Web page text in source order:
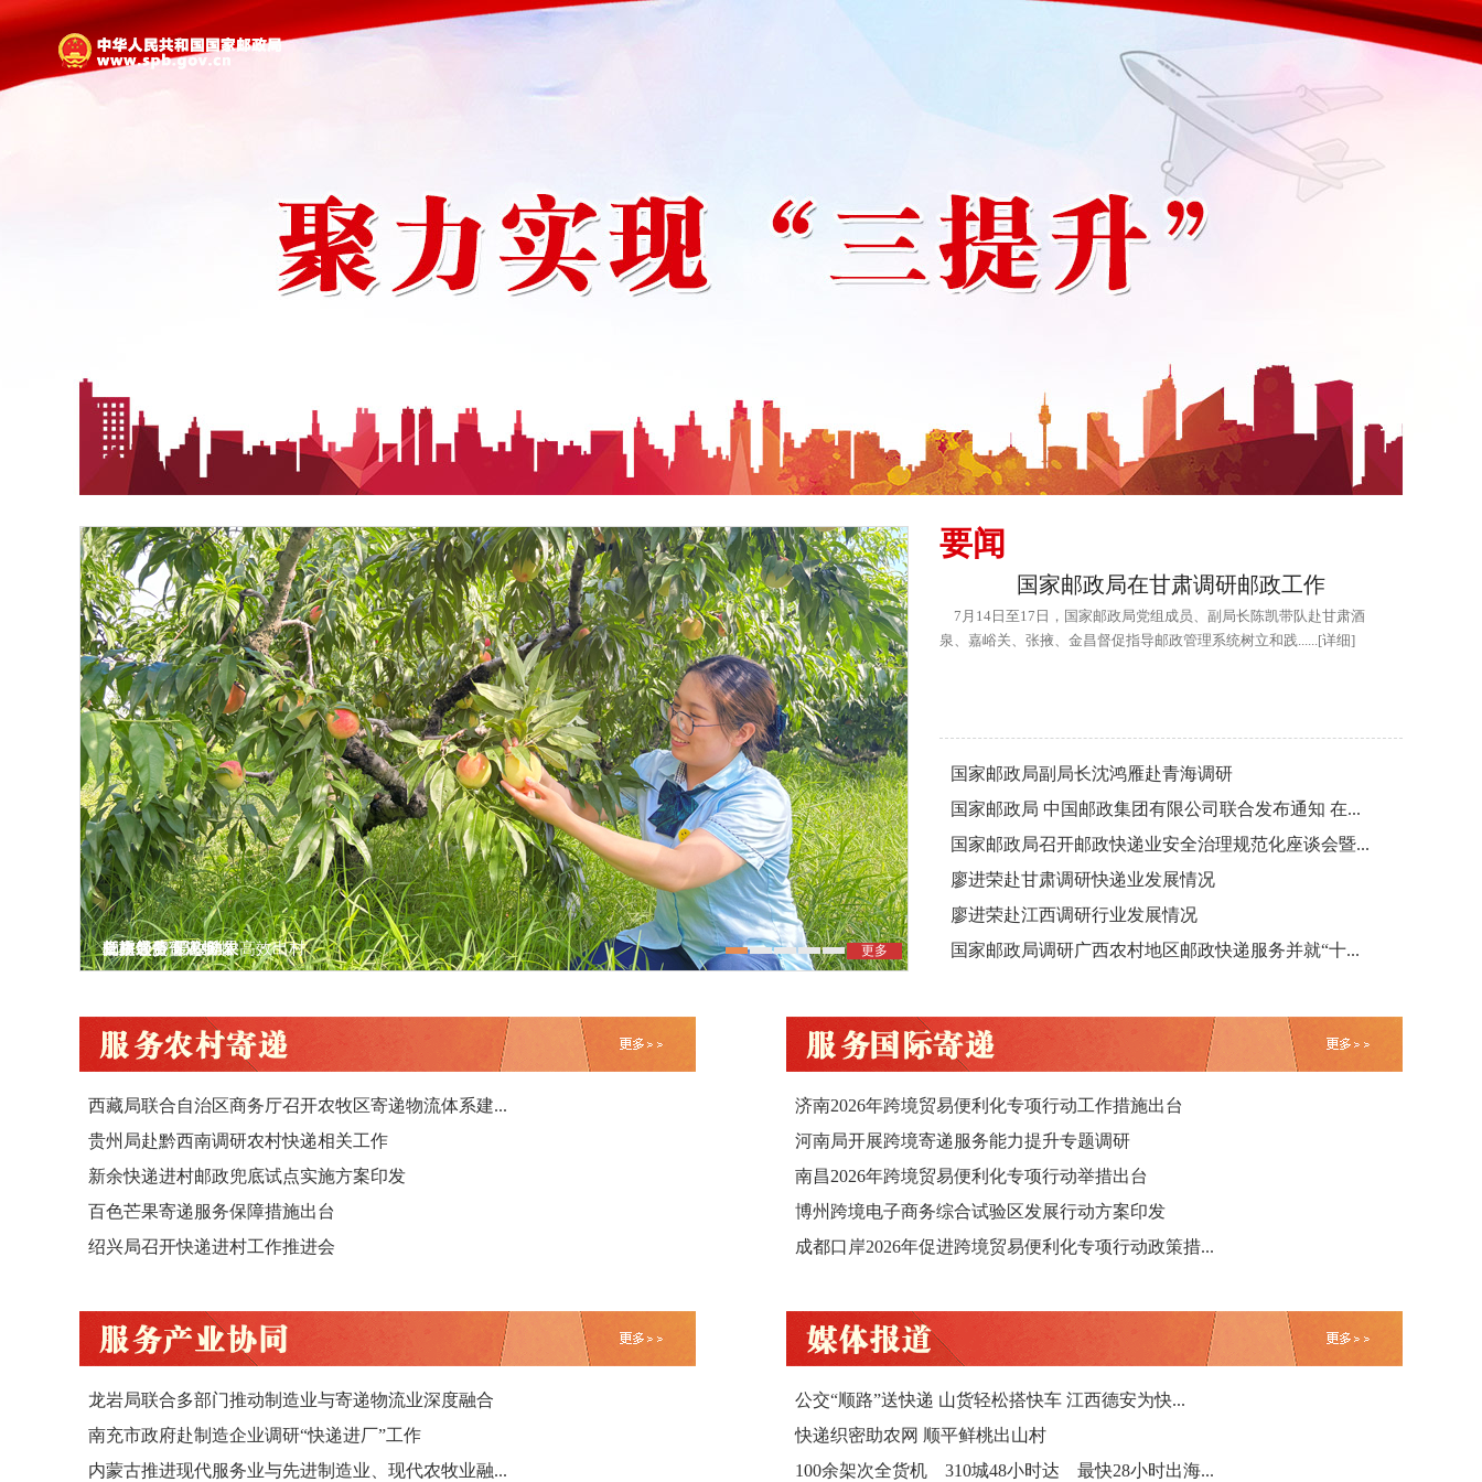
更多
党旗领航 爱心助农
邮政服务下沉 鲜果高效出村
直播带货促农增收
低空经济 邮政助农
杨梅之乡寄递畅
要闻
国家邮政局在甘肃调研邮政工作
7月14日至17日，国家邮政局党组成员、副局长陈凯带队赴甘肃酒
泉、嘉峪关、张掖、金昌督促指导邮政管理系统树立和践......[详细]
国家邮政局副局长沈鸿雁赴青海调研
国家邮政局 中国邮政集团有限公司联合发布通知 在...
国家邮政局召开邮政快递业安全治理规范化座谈会暨...
廖进荣赴甘肃调研快递业发展情况
廖进荣赴江西调研行业发展情况
国家邮政局调研广西农村地区邮政快递服务并就“十...
西藏局联合自治区商务厅召开农牧区寄递物流体系建...
贵州局赴黔西南调研农村快递相关工作
新余快递进村邮政兜底试点实施方案印发
百色芒果寄递服务保障措施出台
绍兴局召开快递进村工作推进会
济南2026年跨境贸易便利化专项行动工作措施出台
河南局开展跨境寄递服务能力提升专题调研
南昌2026年跨境贸易便利化专项行动举措出台
博州跨境电子商务综合试验区发展行动方案印发
成都口岸2026年促进跨境贸易便利化专项行动政策措...
龙岩局联合多部门推动制造业与寄递物流业深度融合
南充市政府赴制造企业调研“快递进厂”工作
内蒙古推进现代服务业与先进制造业、现代农牧业融...
公交“顺路”送快递 山货轻松搭快车 江西德安为快...
快递织密助农网 顺平鲜桃出山村
100余架次全货机 310城48小时达 最快28小时出海...